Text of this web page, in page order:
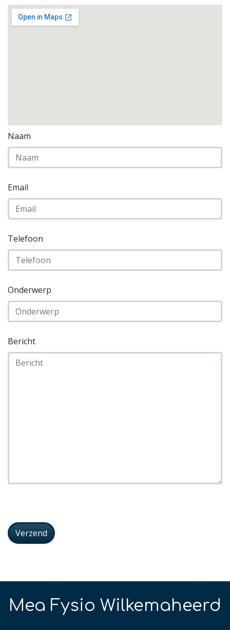
Naam
Email
Telefoon
Onderwerp
Bericht
blank
if you
Verzend
Mea Fysio Wilkemaheerd